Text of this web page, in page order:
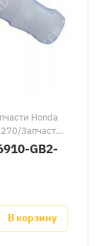
Honda
Запчасти
GB2-
В корзину